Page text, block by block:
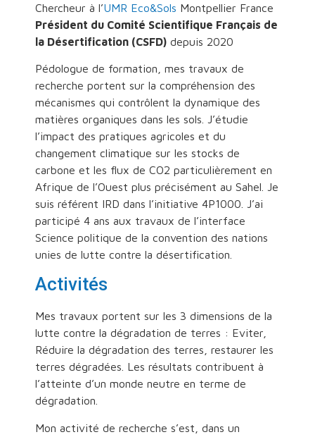
Chercheur à l’UMR Eco&Sols Montpellier France
Président du Comité Scientifique Français de
la Désertification (CSFD) depuis 2020
Pédologue de formation, mes travaux de
recherche portent sur la compréhension des
mécanismes qui contrôlent la dynamique des
matières organiques dans les sols. J’étudie
l’impact des pratiques agricoles et du
changement climatique sur les stocks de
carbone et les flux de CO2 particulièrement en
Afrique de l’Ouest plus précisément au Sahel. Je
suis référent IRD dans l’initiative 4P1000. J’ai
participé 4 ans aux travaux de l’interface
Science politique de la convention des nations
unies de lutte contre la désertification.
Activités
Mes travaux portent sur les 3 dimensions de la
lutte contre la dégradation de terres : Eviter,
Réduire la dégradation des terres, restaurer les
terres dégradées. Les résultats contribuent à
l’atteinte d’un monde neutre en terme de
dégradation.
Mon activité de recherche s’est, dans un